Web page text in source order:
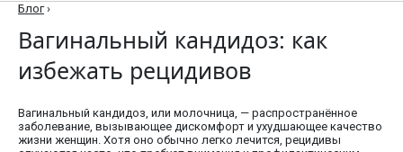
Блог ›
Вагинальный кандидоз: как
избежать рецидивов
Вагинальный кандидоз, или молочница, — распространённое
заболевание, вызывающее дискомфорт и ухудшающее качество
жизни женщин. Хотя оно обычно легко лечится, рецидивы